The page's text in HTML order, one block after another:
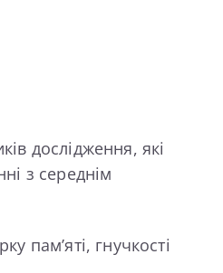
дослідження, які
з середнім
пам’яті, гнучкості